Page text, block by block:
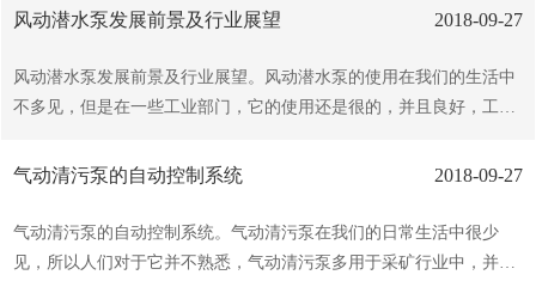
然而，该矿商周五表示，该工...
膜泵配件动力源及无级。隔膜泵配件在进行使用时是一种新型的输送
蚀性液体，带颗粒的液 体，粘度、易挥发、易燃、剧毒的液体，均能
予以抽光吸尽，目前已形成化生产，产品质量深受好评 。隔膜泵配件
调（0-50米）气源压力只须大于1kg/cm...
2018-09-27
风动潜水泵发展前景及行业展望
风动潜水泵发展前景及行业展望。风动潜水泵的使用在我们的生活中
不多见，但是在一些工业部门，它的使用还是很的，并且良好，工作
风动潜水泵发展前景及行业展望。风动潜水泵产品目前仍处于产业生
链与营销网络管理尚未精细化。截至2013年，风动潜水泵生产厂家约
有300家，占据的市场份额约为20。国外产品有名气的约20家，占据8
2018-09-27
气动清污泵的自动控制系统
气动清污泵的自动控制系统。气动清污泵在我们的日常生活中很少
见，所以人们对于它并不熟悉，气动清污泵多用于采矿行业中，并且